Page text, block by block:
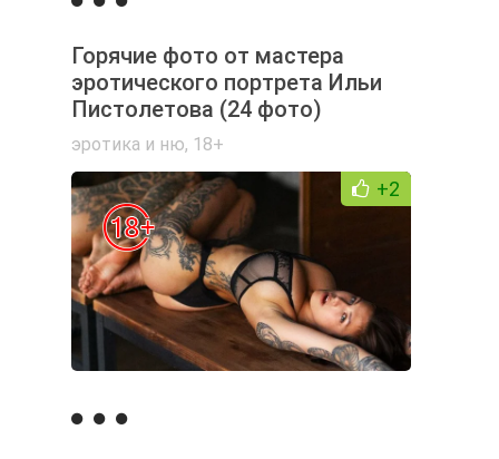
Горячие фото от мастера
эротического портрета Ильи
Пистолетова (24 фото)
эротика и ню, 18+
+2